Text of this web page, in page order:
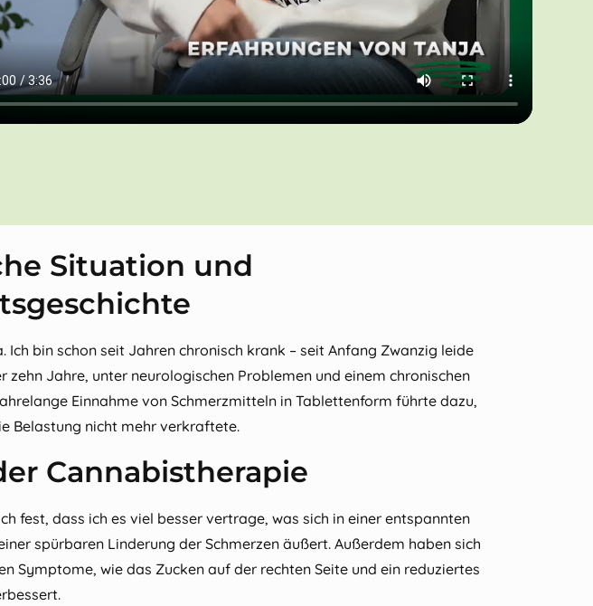
Situation und
Ich bin schon seit Jahren chronisch krank – seit Anfang Zwanzig leide
zehn Jahre, unter neurologischen Problemen und einem chronischen
Einnahme von Schmerzmitteln in Tablettenform führte dazu,
Belastung nicht mehr verkraftete.
Cannabistherapie
fest, dass ich es viel besser vertrage, was sich in einer entspannten
spürbaren Linderung der Schmerzen äußert. Außerdem haben sich
Symptome, wie das Zucken auf der rechten Seite und ein reduziertes